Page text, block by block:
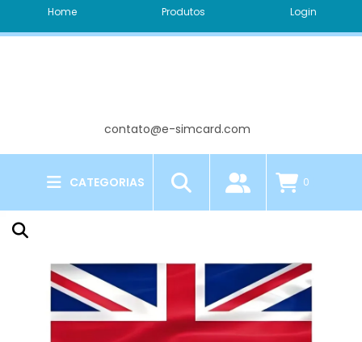
Home Produtos Login
contato@e-simcard.com
CATEGORIAS 0